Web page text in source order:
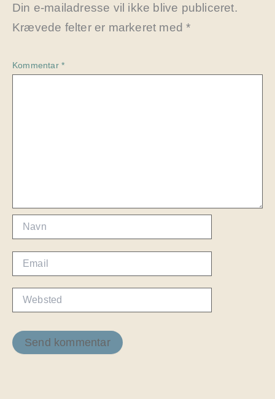
Din e-mailadresse vil ikke blive publiceret.
Krævede felter er markeret med*
Kommentar *
Navn
Websted